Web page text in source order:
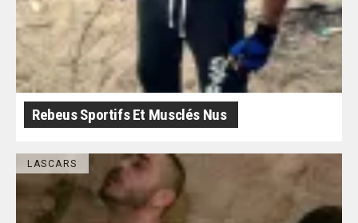
Rebeus Sportifs Et Musclés Nus
LASCARS